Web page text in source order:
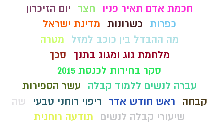
חכמת אדם תאיר פניו
חצר
יום הזיכרון
כפרות כשרונות מדינת ישראל
מה ההבדל בין כוכב למזל
מטרה
מלחמת גוג ומגוג בתנך
סכך
סקר בחירות לכנסת 2015
עברה לנשים ללמוד קבלה
עשר הספירות
קבחה
ראש חודש אדר ריפוי רוחני טבעי
שה
שיעורי קבלה לנשים
תודעה רוחנית